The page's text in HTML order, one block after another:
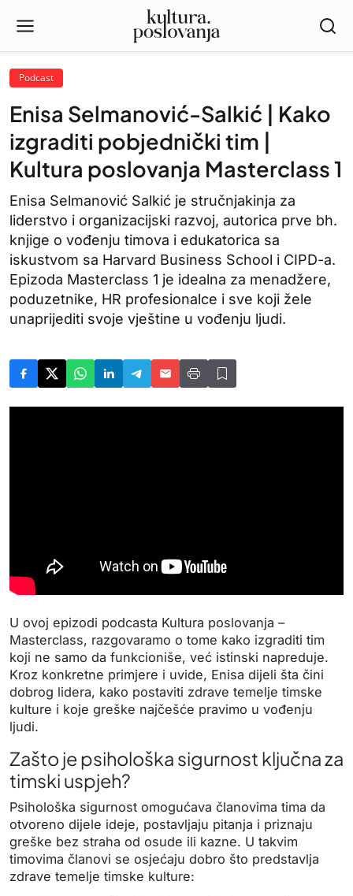
Podcast
Enisa Selmanović-Salkić | Kako
izgraditi pobjednički tim |
Kultura poslovanja Masterclass 1
Enisa Selmanović Salkić je stručnjakinja za
liderstvo i organizacijski razvoj, autorica prve bh.
knjige o vođenju timova i edukatorica sa
iskustvom sa Harvard Business School i CIPD-a.
Epizoda Masterclass 1 je idealna za menadžere,
poduzetnike, HR profesionalce i sve koji žele
unaprijediti svoje vještine u vođenju ljudi.
U ovoj epizodi podcasta Kultura poslovanja –
Masterclass, razgovaramo o tome kako izgraditi tim
koji ne samo da funkcioniše, već istinski napreduje.
Kroz konkretne primjere i uvide, Enisa dijeli šta čini
dobrog lidera, kako postaviti zdrave temelje timske
kulture i koje greške najčešće pravimo u vođenju
ljudi.
Zašto je psihološka sigurnost ključna za
timski uspjeh?
Psihološka sigurnost omogućava članovima tima da
otvoreno dijele ideje, postavljaju pitanja i priznaju
greške bez straha od osude ili kazne. U takvim
timovima članovi se osjećaju dobro što predstavlja
zdrave temelje timske kulture: